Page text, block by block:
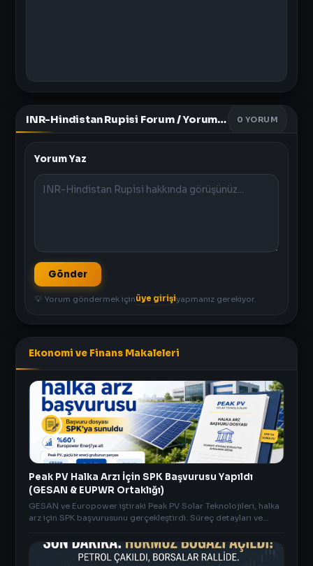
INR-Hindistan Rupisi Forum / Yorumlar 0 YORUM
Yorum Yaz
Gönder
💡 Yorum göndermek içinüye girişiyapmanız gerekiyor.
Ekonomi ve Finans Makaleleri
Peak PV Halka Arzı İçin SPK Başvurusu Yapıldı
(GESAN & EUPWR Ortaklığı)
GESAN ve Europower iştiraki Peak PV Solar Teknolojileri, halka
arz için SPK başvurusunu gerçekleştirdi. Süreç detayları ve